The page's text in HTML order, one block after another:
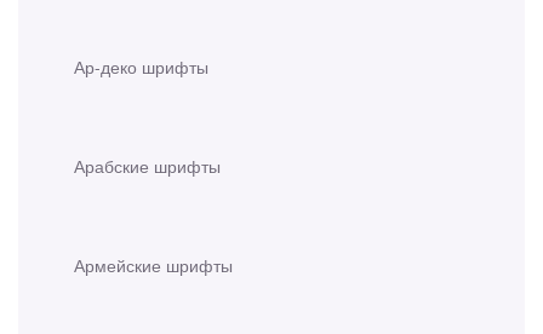
Ар-деко шрифты
Арабские шрифты
Армейские шрифты